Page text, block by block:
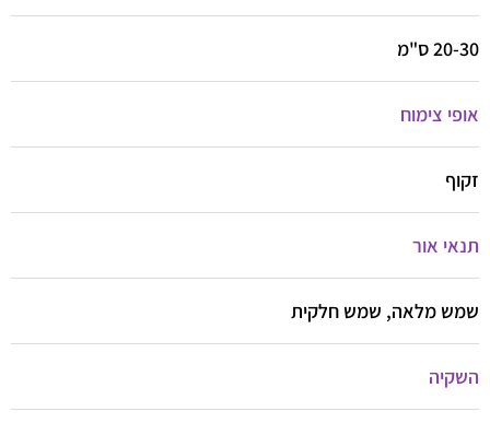
20-30 ס"מ
אופי צימוח
זקוף
תנאי אור
שמש מלאה, שמש חלקית
השקיה